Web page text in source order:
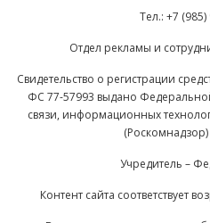
Тел.: +7
Отдел рекламы и
Свидетельство о регистрации
ФС 77-57993 выдано
связи, информационных
(Роскомнадзор)
Учредитель –
Контент сайта соответствует